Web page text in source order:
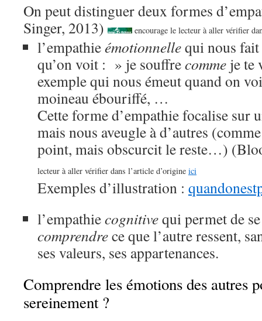
On peut distinguer deux formes
Singer, 2013)
encourage le lecteur à aller vérifier
l’empathieémotionnellequi nous fait
qu’on voit : » je souffrecomme je te
exemple qui nous émeut quand on
moineau ébouriffé, …
Cette forme d’empathie focalise sur
mais nous aveugle à d’autres
point, mais obscurcit le reste…)
lecteur à aller vérifier dans l’article d’origine ici
Exemples d’illustration :
l’empathiecognitivequi permet de
comprendrece que l’autre ressent,
ses valeurs, ses appartenances.
Comprendre les émotions des autres
sereinement ?